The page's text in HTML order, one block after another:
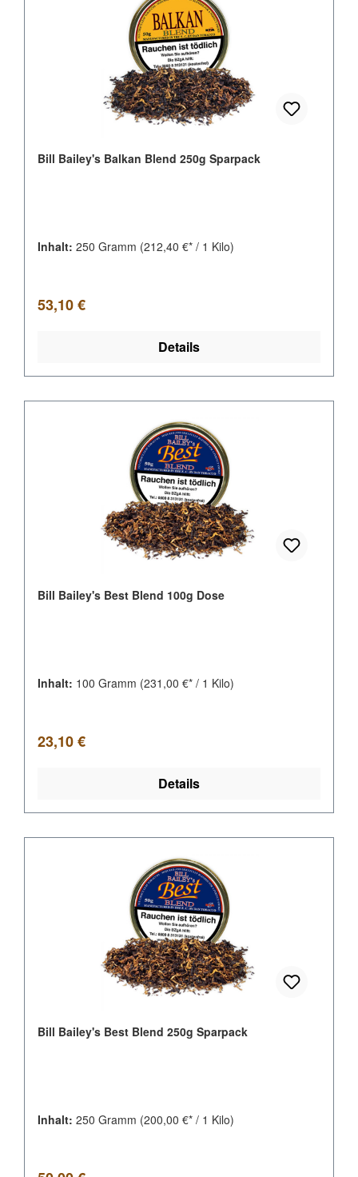
Bill Bailey's Balkan Blend 250g Sparpack
Inhalt: 250 Gramm (212,40 €* / 1 Kilo)
Regulärer Preis:
53,10 €
Details
Bill Bailey's Best Blend 100g Dose
Inhalt: 100 Gramm (231,00 €* / 1 Kilo)
Regulärer Preis:
23,10 €
Details
Bill Bailey's Best Blend 250g Sparpack
Inhalt: 250 Gramm (200,00 €* / 1 Kilo)